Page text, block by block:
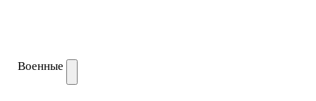
Военные